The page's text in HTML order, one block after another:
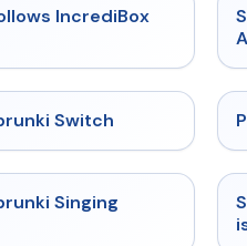
★ 4.3
IncrediBox
Switch
Singing